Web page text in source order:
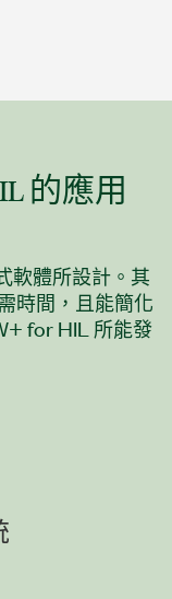
的應用
軟體所設計。其
時間，且能簡化
for HIL 所能發